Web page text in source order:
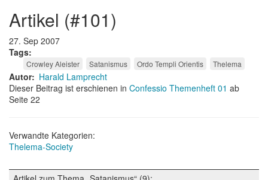
artikel (#101)
27. Sep 2007
Tags
Crowley Aleister Satanismus Ordo Templi Orientis Thelema
Autor
Harald Lamprecht
Dieser Beitrag ist erschienen in Confessio Themenheft 01 ab
Seite 22
Verwandte Kategorien:
Thelema-Society